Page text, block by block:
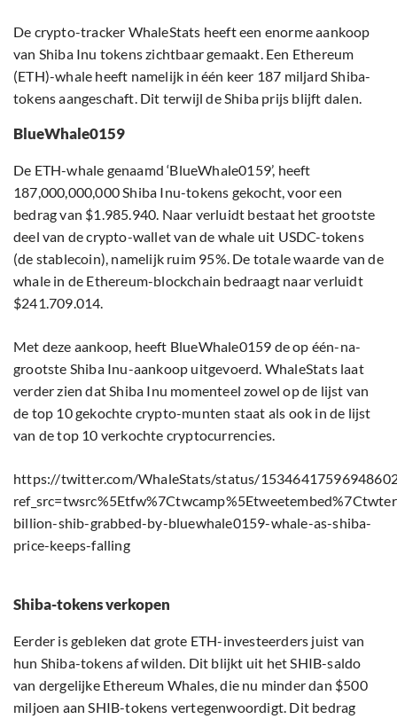
De crypto-tracker WhaleStats heeft een enorme aankoop
van Shiba Inu tokens zichtbaar gemaakt. Een Ethereum
(ETH)-whale heeft namelijk in één keer 187 miljard Shiba-
tokens aangeschaft. Dit terwijl de Shiba prijs blijft dalen.
BlueWhale0159
De ETH-whale genaamd ‘BlueWhale0159’, heeft
187,000,000,000 Shiba Inu-tokens gekocht, voor een
bedrag van $1.985.940. Naar verluidt bestaat het grootste
deel van de crypto-wallet van de whale uit USDC-tokens
(de stablecoin), namelijk ruim 95%. De totale waarde van de
whale in de Ethereum-blockchain bedraagt naar verluidt
$241.709.014.
Met deze aankoop, heeft BlueWhale0159 de op één-na-
grootste Shiba Inu-aankoop uitgevoerd. WhaleStats laat
verder zien dat Shiba Inu momenteel zowel op de lijst van
de top 10 gekochte crypto-munten staat als ook in de lijst
van de top 10 verkochte cryptocurrencies.
https://twitter.com/WhaleStats/status/
billion-shib-grabbed-by-bluewhale0159-whale-as-shiba-
price-keeps-falling
Shiba-tokens verkopen
Eerder is gebleken dat grote ETH-investeerders juist van
hun Shiba-tokens af wilden. Dit blijkt uit het SHIB-saldo
van dergelijke Ethereum Whales, die nu minder dan $500
miljoen aan SHIB-tokens vertegenwoordigt. Dit bedrag